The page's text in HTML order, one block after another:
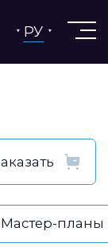
РУ
Мастер-планы